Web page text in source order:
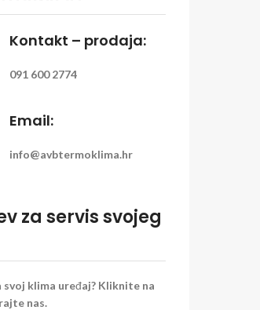
Kontakt – prodaja:
091 600 2774
Email:
info@avbtermoklima.hr
za servis svojeg
klima uređaj? Kliknite na
nas.